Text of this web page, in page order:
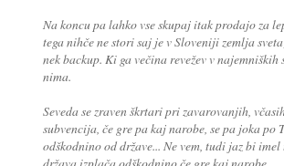
Na koncu pa lahko vse skupaj itak prodajo za
tega nihče ne stori saj je v Sloveniji zemlja
nek backup. Ki ga večina revežev v
nima.
Seveda se zraven škrtari pri zavarovanjih,
subvencija, če gre pa kaj narobe, se pa joka po
odškodnino od države... Ne vem, tudi jaz bi